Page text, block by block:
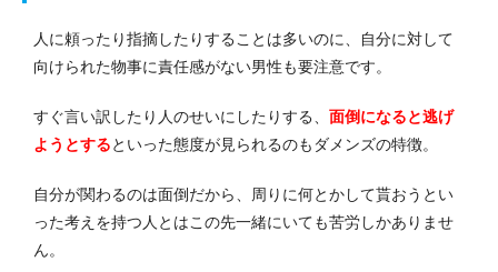
人に頼ったり指摘したりすることは多いのに、自分に対して
向けられた物事に責任感がない男性も要注意です。
すぐ言い訳したり人のせいにしたりする、 面倒になると逃げ
ようとするといった態度が見られるのもダメンズの特徴。
自分が関わるのは面倒だから、周りに何とかして貰おうとい
った考えを持つ人とはこの先一緒にいても苦労しかありませ
ん。